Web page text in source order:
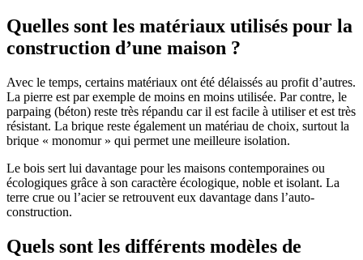
Quelles sont les matériaux utilisés pour la
construction d’une maison ?
Avec le temps, certains matériaux ont été délaissés au profit d’autres.
La pierre est par exemple de moins en moins utilisée. Par contre, le
parpaing (béton) reste très répandu car il est facile à utiliser et est très
résistant. La brique reste également un matériau de choix, surtout la
brique « monomur » qui permet une meilleure isolation.
Le bois sert lui davantage pour les maisons contemporaines ou
écologiques grâce à son caractère écologique, noble et isolant. La
terre crue ou l’acier se retrouvent eux davantage dans l’auto-
construction.
Quels sont les différents modèles de